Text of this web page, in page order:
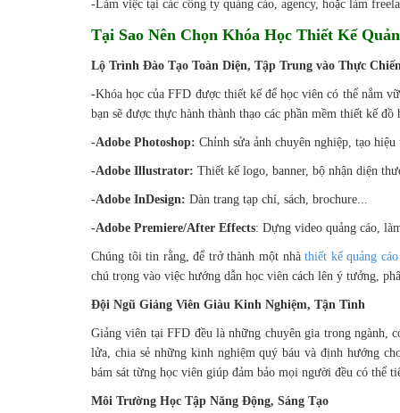
-Làm việc tại các công ty quảng cáo, agency, hoặc làm
Tại Sao Nên Chọn Khóa Học Thiết Kế
Lộ Trình Đào Tạo Toàn Diện, Tập Trung vào Thực
-Khóa học của FFD được thiết kế để học viên có thể nắm
bạn sẽ được thực hành thành thạo các phần mềm thiết kế đồ
-Adobe Photoshop: Chỉnh sửa ảnh chuyên nghiệp, tạo hiệu
-Adobe Illustrator: Thiết kế logo, banner, bộ nhận diện
-Adobe InDesign: Dàn trang tạp chí, sách, brochure...
-Adobe Premiere/After Effects: Dựng video quảng cáo,
Chúng tôi tin rằng, để trở thành một nhàthiết kế quảng cáo
chú trọng vào việc hướng dẫn học viên cách lên ý tưởng,
Đội Ngũ Giảng Viên Giàu Kinh Nghiệm, Tận Tình
Giảng viên tại FFD đều là những chuyên gia trong ngành,
lửa, chia sẻ những kinh nghiệm quý báu và định hướng
bám sát từng học viên giúp đảm bảo mọi người đều có thể
Môi Trường Học Tập Năng Động, Sáng Tạo